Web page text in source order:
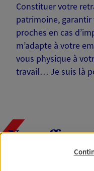
Constituer votre
patrimoine, garantir
proches en cas
m’adapte à votre
vous physique à
travail… Je suis là
Nos offres